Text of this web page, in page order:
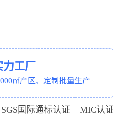
力工厂
㎡产区、定制批量生产
国际通标认证 MIC